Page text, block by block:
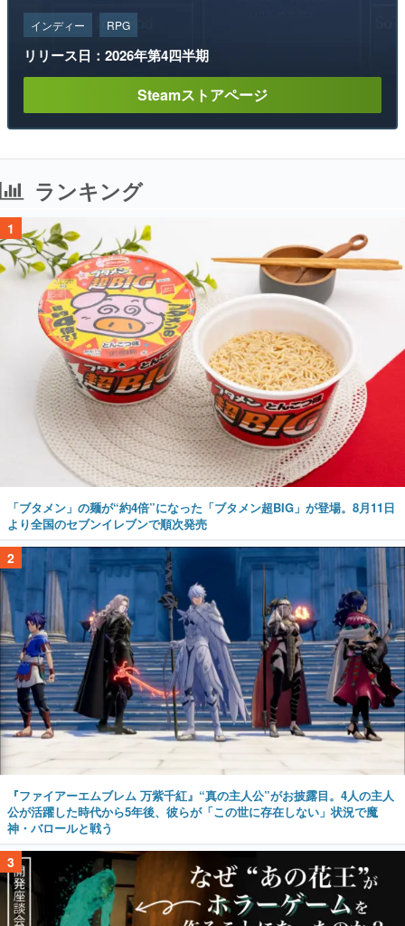
インディー RPG
リリース日：2026年第4四半期
Steamストアページ
ランキング
1
「ブタメン」の麺が“約4倍”になった「ブタメン超BIG」が登場。8月11日
より全国のセブンイレブンで順次発売
2
『ファイアーエムブレム 万紫千紅』“真の主人公”がお披露目。4人の主人
公が活躍した時代から5年後、彼らが「この世に存在しない」状況で魔
神・バロールと戦う
3